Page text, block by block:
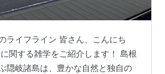
ライフライン 皆さん、こんにち
関する雑学をご紹介します！ 島根
隠岐諸島は、豊かな自然と独自の